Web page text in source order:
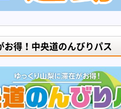
お得！中央道のんびりパス